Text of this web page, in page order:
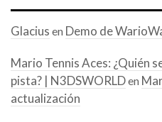
Glacius en Demo de
Mario Tennis Aces: ¿Quién
pista? | N3DSWORLDen
actualización